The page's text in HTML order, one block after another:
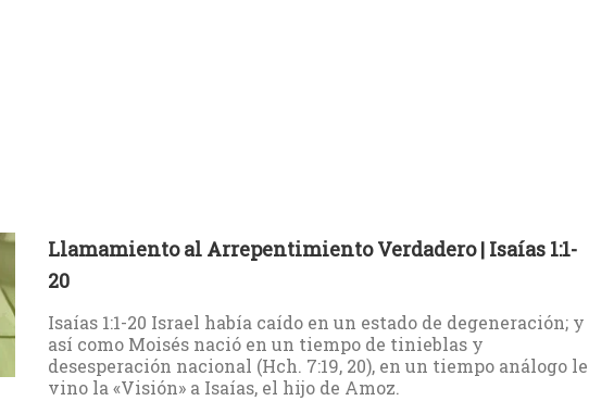
Llamamiento al Arrepentimiento Verdadero | Isaías 1:1-
20
Isaías 1:1-20 Israel había caído en un estado de degeneración; y
así como Moisés nació en un tiempo de tinieblas y
desesperación nacional (Hch. 7:19, 20), en un tiempo análogo le
vino la «Visión» a Isaías, el hijo de Amoz.